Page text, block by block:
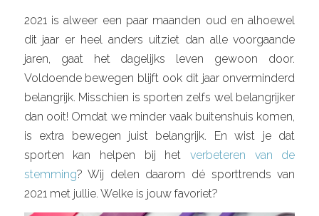
2021 is alweer een paar maanden oud en alhoewel
dit jaar er heel anders uitziet dan alle voorgaande
jaren, gaat het dagelijks leven gewoon door.
Voldoende bewegen blijft ook dit jaar onverminderd
belangrijk. Misschien is sporten zelfs wel belangrijker
dan ooit! Omdat we minder vaak buitenshuis komen,
is extra bewegen juist belangrijk. En wist je dat
sporten kan helpen bij hetverbeteren van de
stemming? Wij delen daarom dé sporttrends van
2021 met jullie. Welke is jouw favoriet?